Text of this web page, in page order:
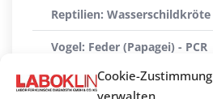
Cookie-Zustimmung
verwalten
Reptilien: Wasserschildkröte
Vogel: Feder (Papagei) - PCR
Vogel: Quarantäne groß